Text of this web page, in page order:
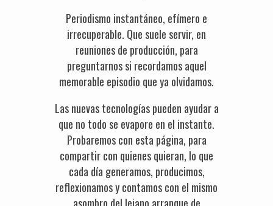
Periodismo instantáneo, efímero e
irrecuperable. Que suele servir, en
reuniones de producción, para
preguntarnos si recordamos aquel
memorable episodio que ya olvidamos.
Las nuevas tecnologías pueden ayudar a
que no todo se evapore en el instante.
Probaremos con esta página, para
compartir con quienes quieran, lo que
cada día generamos, producimos,
reflexionamos y contamos con el mismo